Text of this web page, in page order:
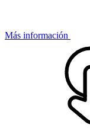
Más información